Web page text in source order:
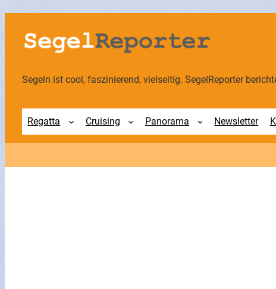
Zum
Inhalt
springen
Segeln ist cool, faszinierend, vielseitig. SegelReporter
Regatta Cruising Panorama Newsletter